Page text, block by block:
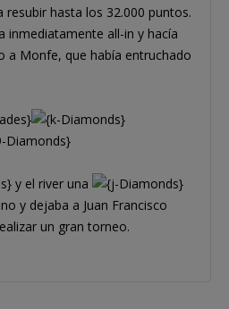
resubir hasta los 32.000 puntos.
inmediatamente all-in y hacía
a Monfe, que había entruchado
y el river una
y dejaba a Juan Francisco
un gran torneo.